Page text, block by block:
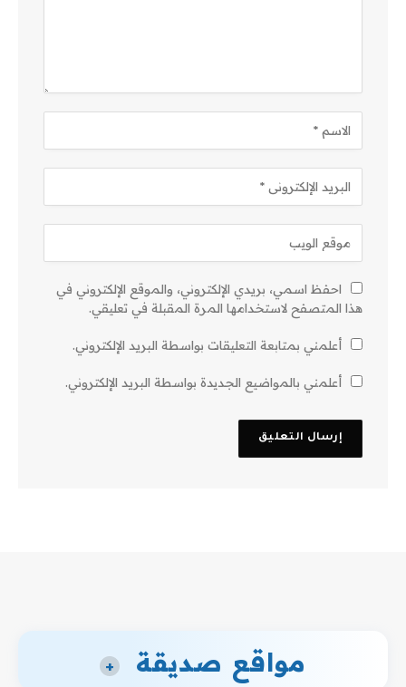
احفظ اسمي، بريدي الإلكتروني، والموقع الإلكتروني في
هذا المتصفح لاستخدامها المرة المقبلة في تعليقي.
أعلمني بمتابعة التعليقات بواسطة البريد الإلكتروني.
أعلمني بالمواضيع الجديدة بواسطة البريد الإلكتروني.
مواقع صديقة +